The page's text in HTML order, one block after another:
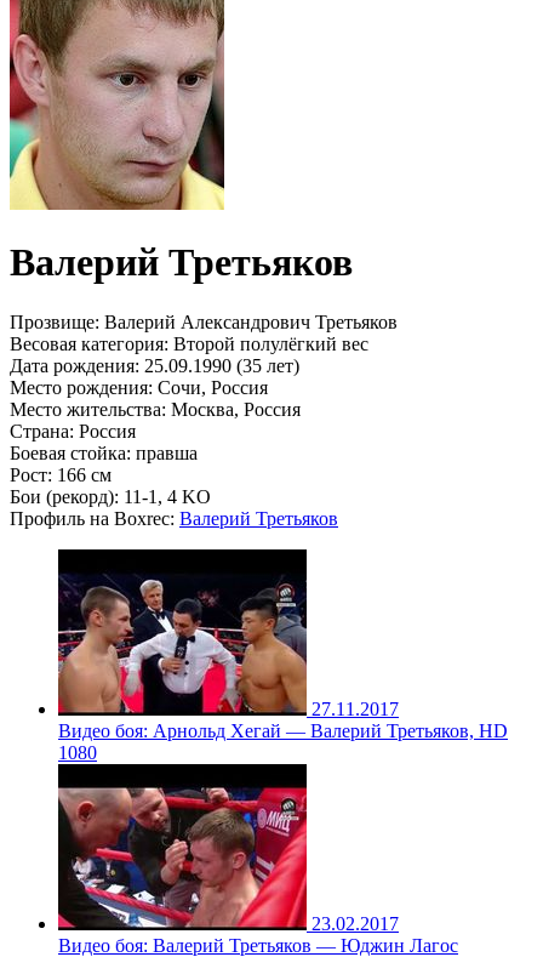
Валерий Третьяков
Прозвище: Валерий Александрович Третьяков
Весовая категория: Второй полулёгкий вес
Дата рождения: 25.09.1990 (35 лет)
Место рождения: Сочи, Россия
Место жительства: Москва, Россия
Страна: Россия
Боевая стойка: правша
Рост: 166 см
Бои (рекорд): 11-1, 4 KO
Профиль на Boxrec: Валерий Третьяков
27.11.2017
Видео боя: Арнольд Хегай — Валерий Третьяков, HD
1080
23.02.2017
Видео боя: Валерий Третьяков — Юджин Лагос